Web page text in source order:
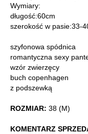
Wymiary:
długość:60cm
szerokość w pasie:33-
szyfonowa spódnica
romantyczna sexy
wzór zwierzęcy
buch copenhagen
z podszewką
ROZMIAR: 38 (M)
KOMENTARZ